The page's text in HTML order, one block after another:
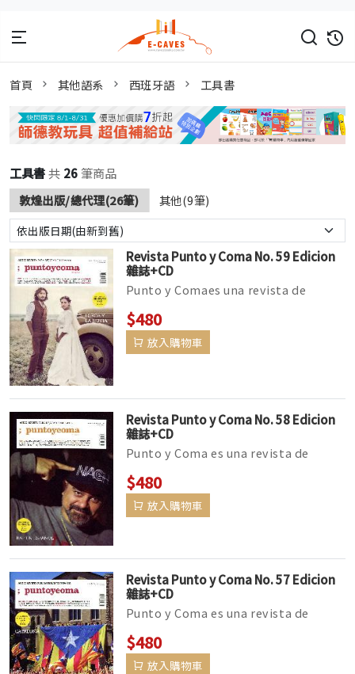
首頁 其他語系 西班牙語 工具書
工具書共 26筆商品
敦煌出版/總代理(26筆) 其他(9筆)
Revista Punto y Coma No. 59 Edicion
雜誌+CD
Punto y Comaes una revista de
actualidad para aprender español
con la que te divertirá...
$480
放入購物車
Revista Punto y Coma No. 58 Edicion
雜誌+CD
Punto y Coma es una revista de
actualidad para aprender español
con la que te divertirás y profundiz...
$480
放入購物車
Revista Punto y Coma No. 57 Edicion
雜誌+CD
Punto y Coma es una revista de
actualidad para aprender español
con la que te divertirás y profundiz...
$480
放入購物車